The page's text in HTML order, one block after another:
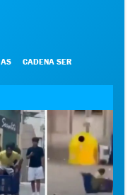
AS CADENA SER